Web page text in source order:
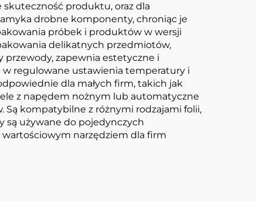
produktu, oraz dla
drobne komponenty, chroniąc je
próbek i produktów w wersji
delikatnych przedmiotów,
przewody, zapewnia estetyczne i
w regulowane ustawienia temperatury i
dla małych firm, takich jak
z napędem nożnym lub automatyczne
Są kompatybilne z różnymi rodzajami folii,
są używane do pojedynczych
wartościowym narzędziem dla firm